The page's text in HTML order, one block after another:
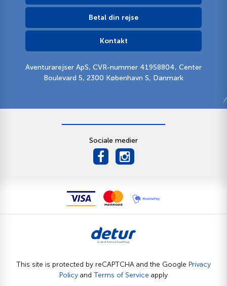
Betal din rejse
Kontakt
Aventurarejser ApS, CVR-nummer 41958804, Center
Boulevard 5, 2300 København S, Danmark
Sociale medier
This site is protected by reCAPTCHA and the Google Privacy
Policy and Terms of Service apply